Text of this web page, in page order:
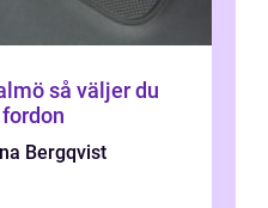
du
Bergqvist